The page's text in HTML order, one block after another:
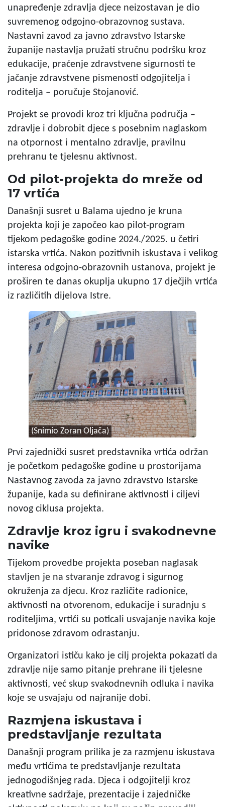
unapređenje zdravlja djece neizostavan je dio
suvremenog odgojno-obrazovnog sustava.
Nastavni zavod za javno zdravstvo Istarske
županije nastavlja pružati stručnu podršku kroz
edukacije, praćenje zdravstvene sigurnosti te
jačanje zdravstvene pismenosti odgojitelja i
roditelja – poručuje Stojanović.
Projekt se provodi kroz tri ključna područja –
zdravlje i dobrobit djece s posebnim naglaskom
na otpornost i mentalno zdravlje, pravilnu
prehranu te tjelesnu aktivnost.
Od pilot-projekta do mreže od
17 vrtića
Današnji susret u Balama ujedno je kruna
projekta koji je započeo kao pilot-program
tijekom pedagoške godine 2024./2025. u četiri
istarska vrtića. Nakon pozitivnih iskustava i velikog
interesa odgojno-obrazovnih ustanova, projekt je
proširen te danas okuplja ukupno 17 dječjih vrtića
iz različitih dijelova Istre.
(Snimio Zoran Oljača)
Prvi zajednički susret predstavnika vrtića održan
je početkom pedagoške godine u prostorijama
Nastavnog zavoda za javno zdravstvo Istarske
županije, kada su definirane aktivnosti i ciljevi
novog ciklusa projekta.
Zdravlje kroz igru i svakodnevne
navike
Tijekom provedbe projekta poseban naglasak
stavljen je na stvaranje zdravog i sigurnog
okruženja za djecu. Kroz različite radionice,
aktivnosti na otvorenom, edukacije i suradnju s
roditeljima, vrtići su poticali usvajanje navika koje
pridonose zdravom odrastanju.
Organizatori ističu kako je cilj projekta pokazati da
zdravlje nije samo pitanje prehrane ili tjelesne
aktivnosti, već skup svakodnevnih odluka i navika
koje se usvajaju od najranije dobi.
Razmjena iskustava i
predstavljanje rezultata
Današnji program prilika je za razmjenu iskustava
među vrtićima te predstavljanje rezultata
jednogodišnjeg rada. Djeca i odgojitelji kroz
kreativne sadržaje, prezentacije i zajedničke